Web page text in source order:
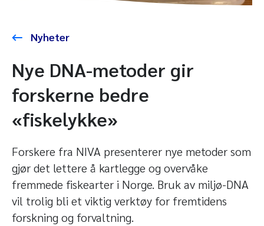
Nyheter
Nye DNA-metoder gir
forskerne bedre
«fiskelykke»
Forskere fra NIVA presenterer nye metoder som
gjør det lettere å kartlegge og overvåke
fremmede fiskearter i Norge. Bruk av miljø-DNA
vil trolig bli et viktig verktøy for fremtidens
forskning og forvaltning.